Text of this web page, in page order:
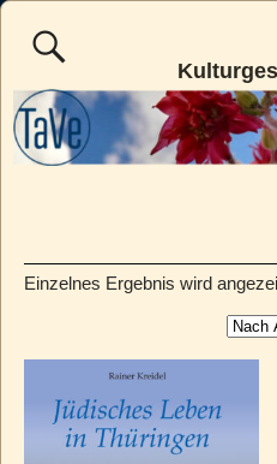
Einzelnes Ergebnis wird